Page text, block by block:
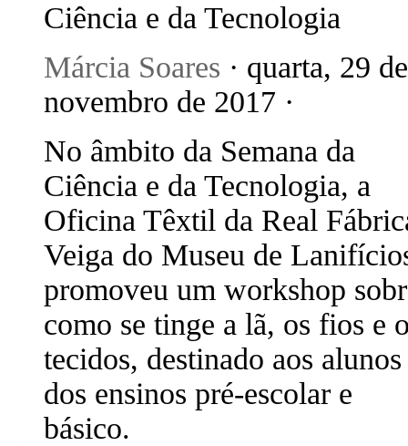
Ciência e da Tecnologia
Márcia Soares · quarta, 29 de
novembro de 2017 ·
No âmbito da Semana da
Ciência e da Tecnologia, a
Oficina Têxtil da Real
Veiga do Museu de
promoveu um workshop
como se tinge a lã, os fios e
tecidos, destinado aos alunos
dos ensinos pré-escolar e
básico.